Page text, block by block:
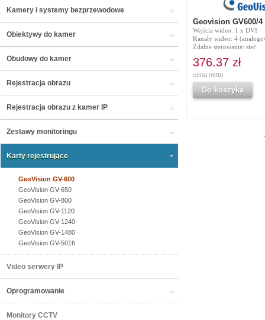
Kamery i systemy bezprzewodowe
Obiektywy do kamer
Obudowy do kamer
Rejestracja obrazu
Rejestracja obrazu z kamer IP
Zestawy monitoringu
Karty rejestrujące
GeoVision GV-600
GeoVision GV-650
GeoVision GV-800
GeoVision GV-1120
GeoVision GV-1240
GeoVision GV-1480
GeoVision GV-5016
Video serwery IP
Oprogramowanie
Monitory CCTV
Geovision GV600/4
Wejścia wideo: 1 x DVI
Kanały wideo: 4
Zdalne sterowanie: sieć
376.37 zł
cena netto
Do koszyka